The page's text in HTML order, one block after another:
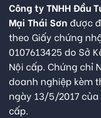
Công ty TNHH Đầu
Mại Thái Sơn được
theo Giấy chứng
0107613425 do Sở
Nội cấp. Chứng chỉ
doanh nghiệp kèm
ngày 13/5/2017
cấp.